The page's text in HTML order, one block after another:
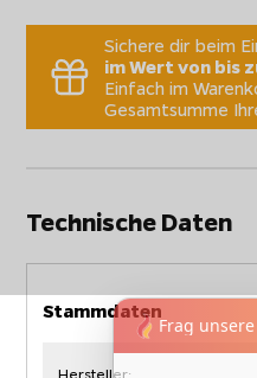
Sichere dir beim
im Wert von bis
Einfach im
Gesamtsumme
Technische Daten
Stammdaten
Hersteller: